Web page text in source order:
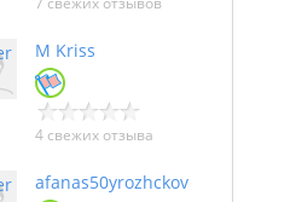
M Kriss
4 свежих отзыва
afanas50yrozhckov